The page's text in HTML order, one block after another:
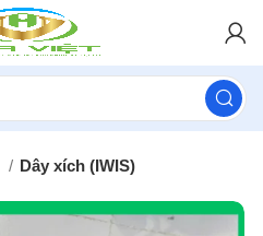
Dây xích (IWIS)